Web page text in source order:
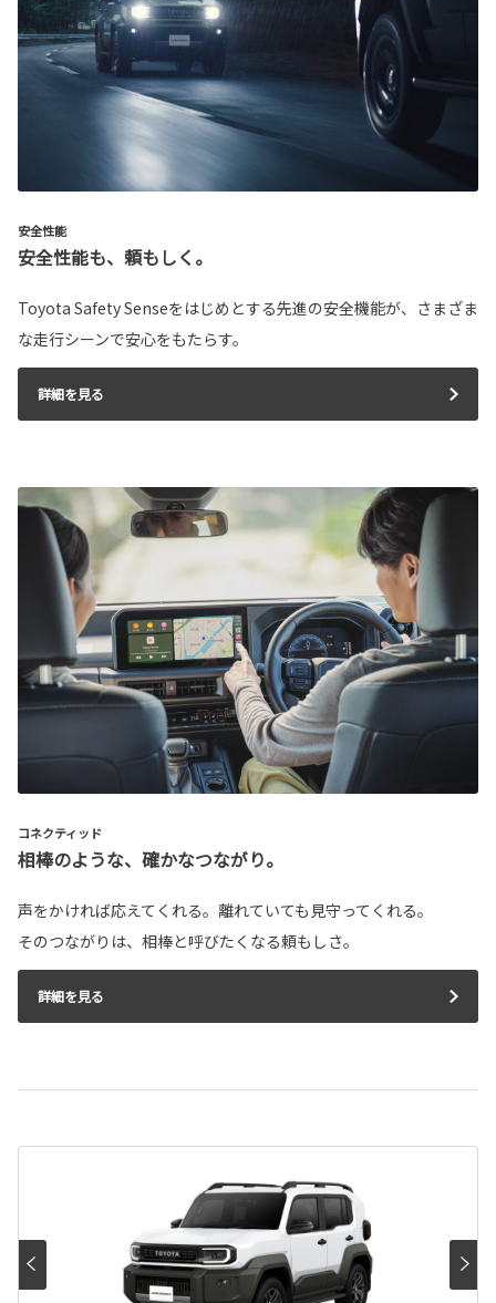
安全性能
安全性能も、頼もしく。
Toyota Safety Senseをはじめとする先進の安全機能が、さまざま
な走行シーンで安心をもたらす。
詳細を見る
コネクティッド
相棒のような、確かなつながり。
声をかければ応えてくれる。離れていても見守ってくれる。
そのつながりは、相棒と呼びたくなる頼もしさ。
詳細を見る